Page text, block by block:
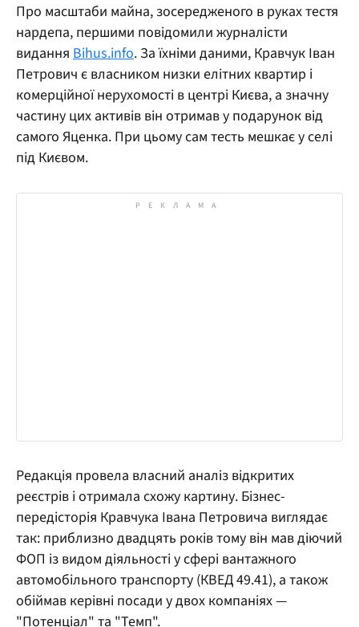
Про масштаби майна, зосередженого в руках тестя
нардепа, першими повідомили журналісти
видання Bihus.info. За їхніми даними, Кравчук Іван
Петрович є власником низки елітних квартир і
комерційної нерухомості в центрі Києва, а значну
частину цих активів він отримав у подарунок від
самого Яценка. При цьому сам тесть мешкає у селі
під Києвом.
Редакція провела власний аналіз відкритих
реєстрів і отримала схожу картину. Бізнес-
передісторія Кравчука Івана Петровича виглядає
так: приблизно двадцять років тому він мав діючий
ФОП із видом діяльності у сфері вантажного
автомобільного транспорту (КВЕД 49.41), а також
обіймав керівні посади у двох компаніях —
"Потенціал" та "Темп".